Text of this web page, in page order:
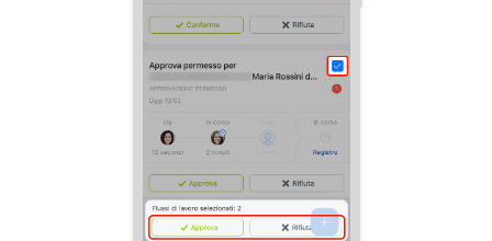
Impostazioni
Enterprise
Bitrix24 On-Premise
Bitrix24 Messenger